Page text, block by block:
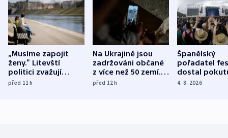
„Musíme zapojit
ženy.“ Litevští
politici zvažují
dohodu o
před 11h
Na Ukrajině jsou
zadržováni občané
z více než 50 zemí.
Bojovali na straně
před 12h
Španělský
pořadatel
dostal
nekalé
4. 8. 2026